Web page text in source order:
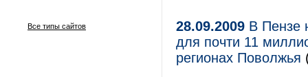
Все типы сайтов 28.09.2009 В Пензе
для почти 11
регионах Поволжья